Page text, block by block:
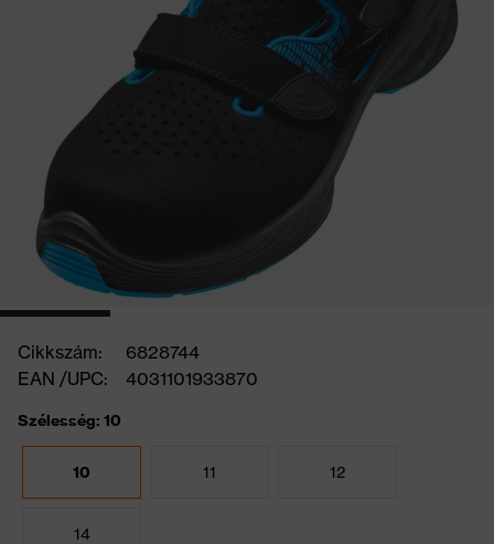
Cikkszám:
6828744
EAN /UPC:
4031101933870
Szélesség: 10
10 11 12
14